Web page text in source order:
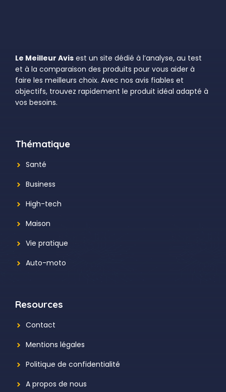
Le Meilleur Avis est un site dédié à l’analyse, au test
et à la comparaison des produits pour vous aider à
faire les meilleurs choix. Avec nos avis fiables et
objectifs, trouvez rapidement le produit idéal adapté à
vos besoins.
Thématique
Santé
Business
High-tech
Maison
Vie pratique
Auto-moto
Resources
Contact
Mentions légales
Politique de confidentialité
A propos de nous